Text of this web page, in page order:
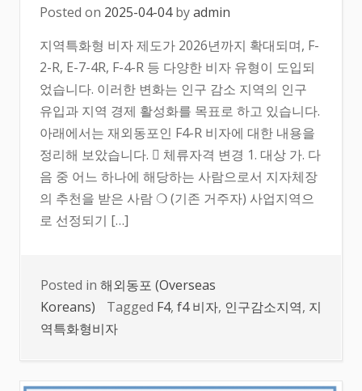
Posted on 2025-04-04byadmin
지역특화형 비자 제도가 2026년까지 확대되며, F-
2-R, E-7-4R, F-4-R 등 다양한 비자 유형이 도입되
었습니다. 이러한 변화는 인구 감소 지역의 인구
유입과 지역 경제 활성화를 목표로 하고 있습니다.
아래에서는 재외동포인 F4-R 비자에 대한 내용을
정리해 보았습니다.  체류자격 변경 1. 대상 가. 다
음 중 어느 하나에 해당하는 사람으로서 지자체장
의 추천을 받은 사람 ❍ (기존 거주자) 사업지역으
로 선정되기 […]
Posted in 해외동포 (Overseas
Koreans)
Tagged F4, f4 비자, 인구감소지역, 지
역특화형비자